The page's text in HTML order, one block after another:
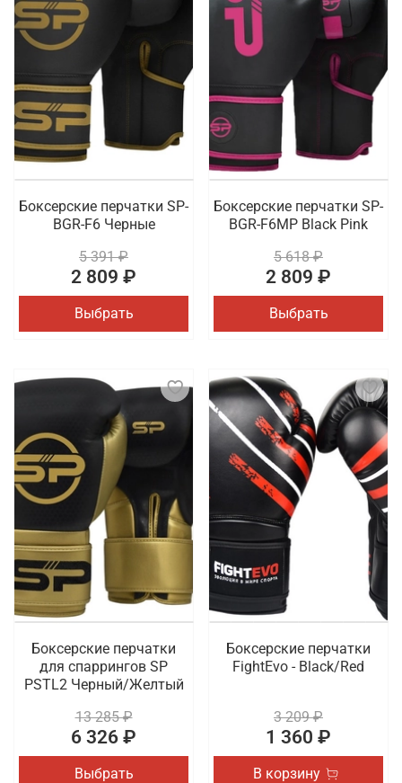
Боксерские перчатки SP-
BGR-F6 Черные
5 391 ₽
2 809 ₽
Выбрать
Боксерские перчатки SP-
BGR-F6MP Black Pink
5 618 ₽
2 809 ₽
Выбрать
Боксерские перчатки
для спаррингов SP
PSTL2 Черный/Желтый
13 285 ₽
6 326 ₽
Выбрать
Боксерские перчатки
FightEvo - Black/Red
3 209 ₽
1 360 ₽
В корзину